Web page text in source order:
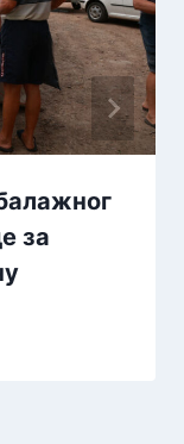
за